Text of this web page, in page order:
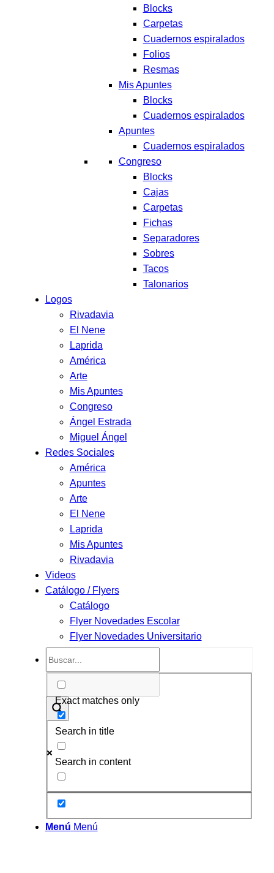
Blocks
Carpetas
Cuadernos espiralados
Folios
Resmas
Mis Apuntes
Blocks
Cuadernos espiralados
Apuntes
Cuadernos espiralados
Congreso
Blocks
Cajas
Carpetas
Fichas
Separadores
Sobres
Tacos
Talonarios
Logos
Rivadavia
El Nene
Laprida
América
Arte
Mis Apuntes
Congreso
Ángel Estrada
Miguel Ángel
Redes Sociales
América
Apuntes
Arte
El Nene
Laprida
Mis Apuntes
Rivadavia
Videos
Catálogo / Flyers
Catálogo
Flyer Novedades Escolar
Flyer Novedades Universitario
Exact matches only
Search in title
Search in content
Menú Menú